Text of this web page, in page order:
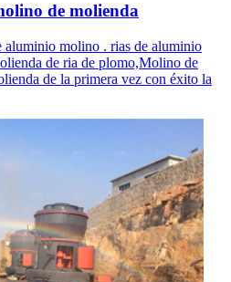
de molienda
aluminio molino . rias de aluminio
de ria de plomo,Molino de
de la primera vez con éxito la